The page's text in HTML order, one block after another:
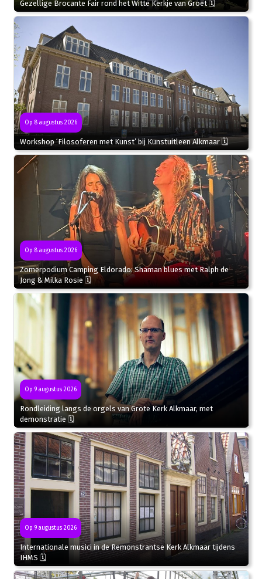
Gezellige Brocante Fair rond het Witte Kerkje van Groet 🗓
Op 8 augustus 2026
Workshop ‘Filosoferen met Kunst’ bij Kunstuitleen Alkmaar 🗓
Op 8 augustus 2026
Zomerpodium Camping Eldorado: Shaman blues met Ralph de
Jong & Milka Rosie 🗓
Op 9 augustus 2026
Rondleiding langs de orgels van Grote Kerk Alkmaar, met
demonstratie 🗓
Op 9 augustus 2026
Internationale musici in de Remonstrantse Kerk Alkmaar tijdens
IHMS 🗓